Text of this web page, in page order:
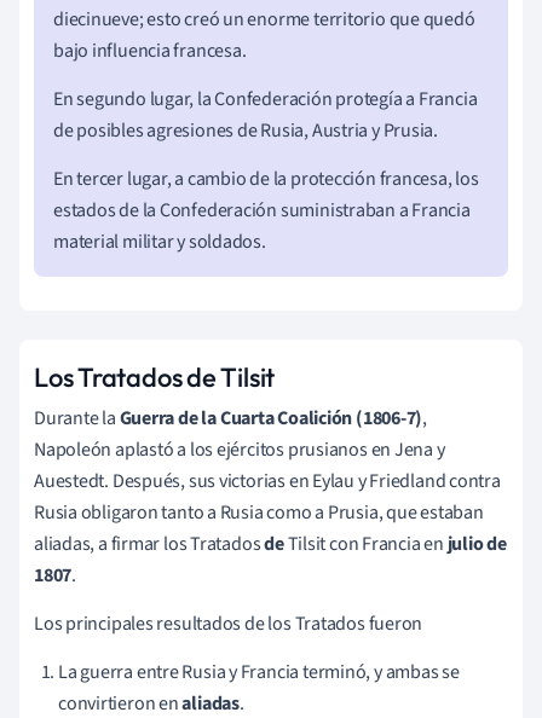
diecinueve; esto creó un enorme territorio que quedó
bajo influencia francesa.
En segundo lugar, la Confederación protegía a Francia
de posibles agresiones de Rusia, Austria y Prusia.
En tercer lugar, a cambio de la protección francesa, los
estados de la Confederación suministraban a Francia
material militar y soldados.
Los Tratados de Tilsit
Durante laGuerra de la Cuarta Coalición (1806-7),
Napoleón aplastó a los ejércitos prusianos en Jena y
Auestedt. Después, sus victorias en Eylau y Friedland contra
Rusia obligaron tanto a Rusia como a Prusia, que estaban
aliadas, a firmar los TratadosdeTilsit con Francia en julio de
1807.
Los principales resultados de los Tratados fueron
La guerra entre Rusia y Francia terminó, y ambas se
convirtieron enaliadas.